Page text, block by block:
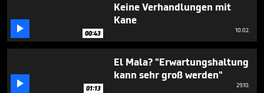
 00:43
Keine Verhandlungen mit
Kane
10.02.
 01:13
El Mala? "Erwartungshaltung
kann sehr groß werden"
29.10.